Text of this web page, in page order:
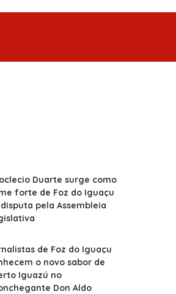
Duarte surge como
forte de Foz do Iguaçu
pela Assembleia
de Foz do Iguaçu
o novo sabor de
Iguazú no
Don Aldo